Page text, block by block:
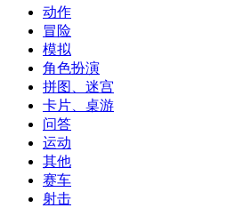
动作
冒险
模拟
角色扮演
拼图、迷宫
卡片、桌游
问答
运动
其他
赛车
射击